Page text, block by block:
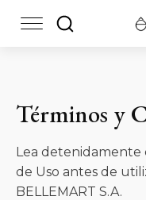
Términos y
Lea detenidamente
de Uso antes de
BELLEMART S.A.